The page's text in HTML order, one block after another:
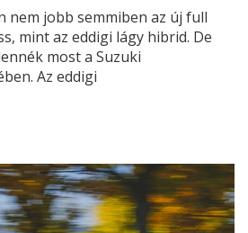
nem jobb semmiben az új full
mint az eddigi lágy hibrid. De
most a Suzuki
Az eddigi